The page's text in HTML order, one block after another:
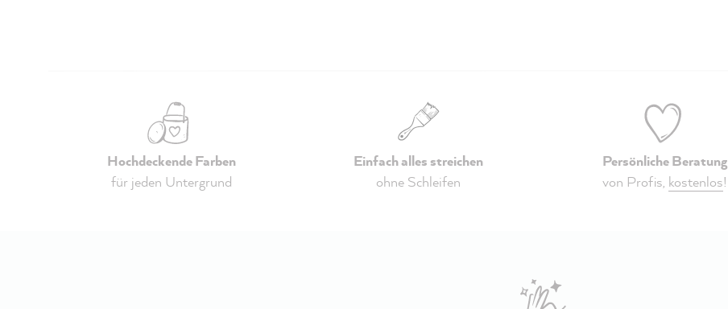
Hochdeckende Farben
für jeden Untergrund
Einfach alles streichen
ohne Schleifen
Persönliche Beratung
von Profis, kostenlos!